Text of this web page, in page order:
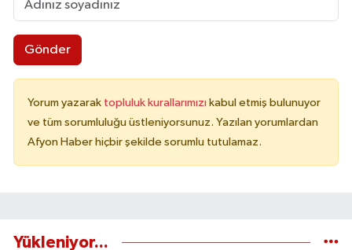
Gönder
Yorum yazarak topluluk kurallarımızı kabul etmiş bulunuyor
ve tüm sorumluluğu üstleniyorsunuz. Yazılan yorumlardan
Afyon Haber hiçbir şekilde sorumlu tutulamaz.
Yükleniyor...